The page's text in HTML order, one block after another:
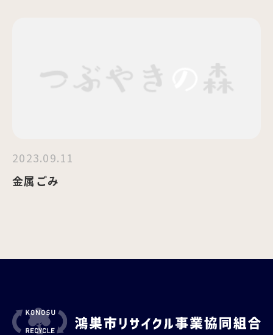
2023.09.11
金属ごみ